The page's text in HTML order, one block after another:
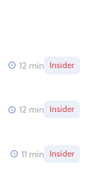
12 min Insider
12 min Insider
11 min Insider